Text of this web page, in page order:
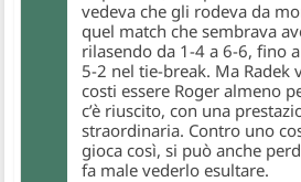
vedeva che gli rodeva da
quel match che sembrava
rilasendo da 1-4 a 6-6, fino
5-2 nel tie-break. Ma Radek
costi essere Roger almeno
c’è riuscito, con una
straordinaria. Contro uno
gioca così, si può anche
fa male vederlo esultare.